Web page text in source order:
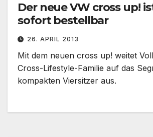
Der neue VW cross up!
sofort bestellbar
26. APRIL 2013
Mit dem neuen cross up! weitet
Cross-Lifestyle-Familie auf das
kompakten Viersitzer aus.